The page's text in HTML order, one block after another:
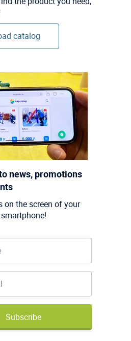
catalog
news, promotions
on the screen of your
Subscribe